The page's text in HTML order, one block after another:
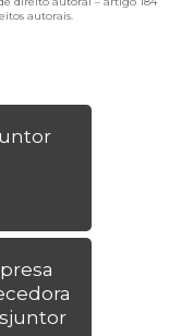
autorais.